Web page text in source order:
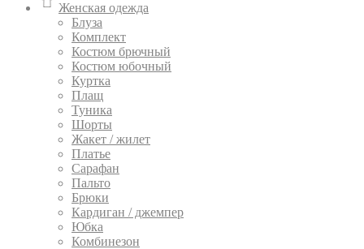
Женская одежда
Блуза
Комплект
Костюм брючный
Костюм юбочный
Куртка
Плащ
Туника
Шорты
Жакет / жилет
Платье
Сарафан
Пальто
Брюки
Кардиган / джемпер
Юбка
Комбинезон